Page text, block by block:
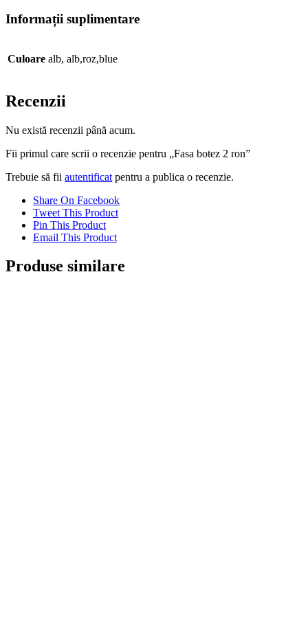
Informații suplimentare
Culoare alb, alb,roz,blue
Recenzii
Nu există recenzii până acum.
Fii primul care scrii o recenzie pentru „Fasa botez 2 ron”
Trebuie să fii autentificat pentru a publica o recenzie.
Share On Facebook
Tweet This Product
Pin This Product
Email This Product
Produse similare